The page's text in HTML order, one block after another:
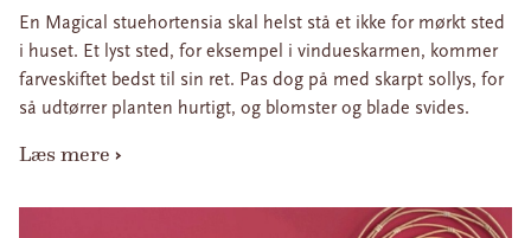
En Magical stuehortensia skal helst stå et ikke for mørkt sted
i huset. Et lyst sted, for eksempel i vindueskarmen, kommer
farveskiftet bedst til sin ret. Pas dog på med skarpt sollys, for
så udtørrer planten hurtigt, og blomster og blade svides.
Læs mere